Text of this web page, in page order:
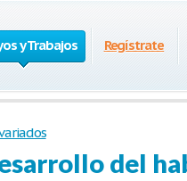
y Trabajos Regístrate
del